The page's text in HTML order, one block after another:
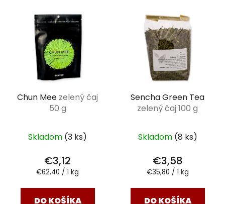
Chun Mee zelený čaj
50 g
Skladom (3 ks)
€3,12
Jednotková
€62,40 / 1 kg
DO KOŠÍKA
Sencha Green Tea
zelený čaj 100 g
Skladom (8 ks)
€3,58
Jednotková
€35,80 / 1 kg
DO KOŠÍKA